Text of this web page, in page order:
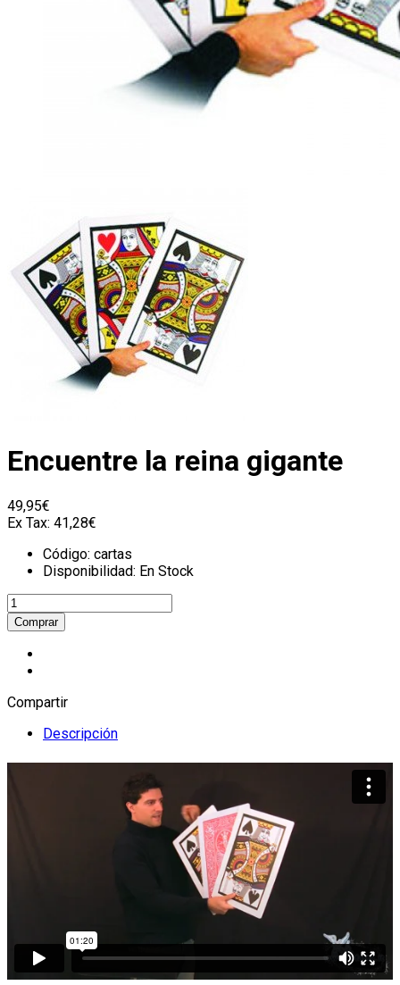
Encuentre la reina gigante
49,95€
Ex Tax: 41,28€
Código: cartas
Disponibilidad: En Stock
Compartir
Descripción